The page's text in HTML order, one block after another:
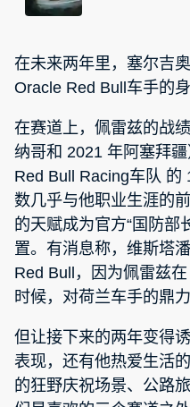
在未来两年里，塞尔吉
Oracle Red Bull车手的身
在赛道上，佩雷兹的战
纳哥和 2021 年阿塞拜
Red Bull Racing车队 的
数几乎与他职业生涯的
的天赋成为官方“国防部
置。有消息称，维斯塔
Red Bull，因为佩雷兹
时候，对荷兰车手的鼎力
但让接下来的两年变得
表现，还有他热爱生活
的狂野庆祝场景、公路